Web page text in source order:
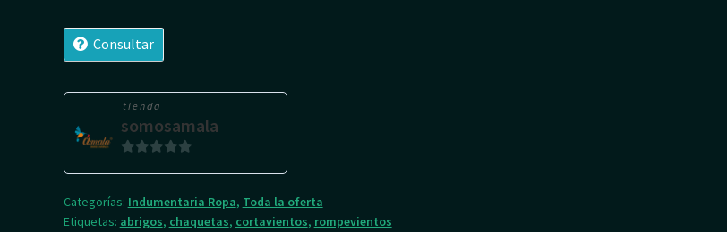
Onca)
-
Consultar
tienda
somosamala
e
5
Categorías: Indumentaria Ropa, Toda la oferta
Etiquetas: abrigos, chaquetas, cortavientos, rompevientos